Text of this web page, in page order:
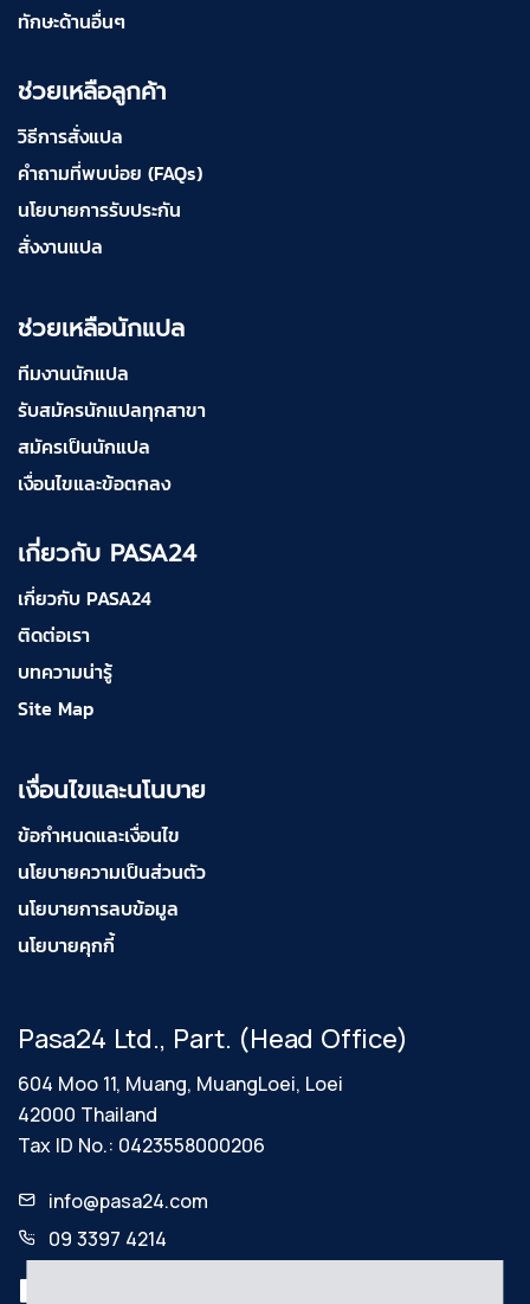
ทักษะด้านอื่นๆ
ช่วยเหลือลูกค้า
วิธีการสั่งแปล
คำถามที่พบบ่อย (FAQs)
นโยบายการรับประกัน
สั่งงานแปล
ช่วยเหลือนักแปล
ทีมงานนักแปล
รับสมัครนักแปลทุกสาขา
สมัครเป็นนักแปล
เงื่อนไขและข้อตกลง
เกี่ยวกับ PASA24
เกี่ยวกับ PASA24
ติดต่อเรา
บทความน่ารู้
Site Map
เงื่อนไขและนโนบาย
ข้อกำหนดและเงื่อนไข
นโยบายความเป็นส่วนตัว
นโยบายการลบข้อมูล
นโยบายคุกกี้
Pasa24 Ltd., Part. (Head Office)
604 Moo 11, Muang, MuangLoei, Loei
42000 Thailand
Tax ID No.: 0423558000206
info@pasa24.com
09 3397 4214